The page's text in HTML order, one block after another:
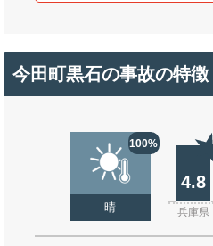
今田町黒石の事故の特徴
100%
晴
4.8
兵庫県